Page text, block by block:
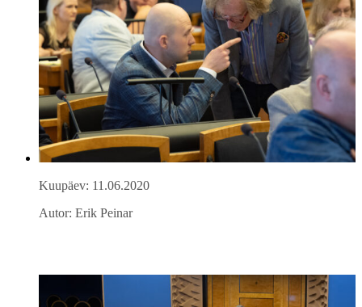
Kuupäev: 11.06.2020
Autor: Erik Peinar